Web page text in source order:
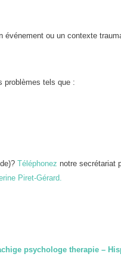
ou un contexte
problèmes tels que :
Téléphonez notre secrétariat
Piret-Gérard.
psychologe therapie –